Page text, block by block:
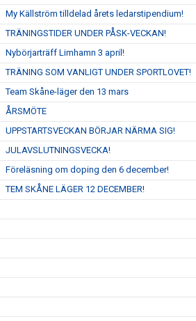
My Källström tilldelad årets ledarstipendium!
TRÄNINGSTIDER UNDER PÅSK-VECKAN!
Nybörjarträff Limhamn 3 april!
TRÄNING SOM VANLIGT UNDER SPORTLOVET!
Team Skåne-läger den 13 mars
ÅRSMÖTE
UPPSTARTSVECKAN BÖRJAR NÄRMA SIG!
JULAVSLUTNINGSVECKA!
Föreläsning om doping den 6 december!
TEM SKÅNE LÄGER 12 DECEMBER!